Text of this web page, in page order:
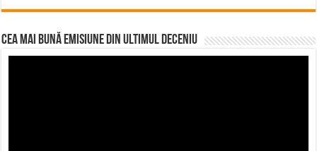
CEA MAI BUNĂ EMISIUNE DIN ULTIMUL DECENIU